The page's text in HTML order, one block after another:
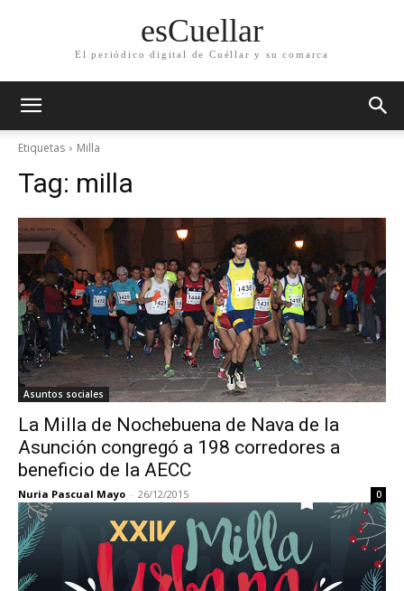
esCuellar
El periódico digital de Cuéllar y su comarca
Etiquetas Milla
Tag: milla
Asuntos sociales
La Milla de Nochebuena de Nava de la
Asunción congregó a 198 corredores a
beneficio de la AECC
Nuria Pascual Mayo - 26/12/2015 0